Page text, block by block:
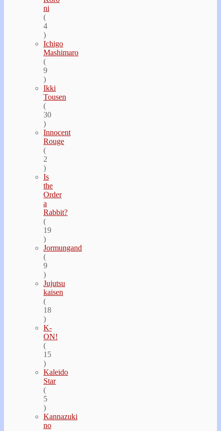
ni
(
4
)
Ichigo
Mashimaro
(
9
)
Ikki
Tousen
(
30
)
Innocent
Rouge
(
2
)
Is
the
Order
a
Rabbit?
(
19
)
Jormungand
(
9
)
Jujutsu
kaisen
(
18
)
K-
ON!
(
15
)
Kaleido
Star
(
5
)
Kannazuki
no